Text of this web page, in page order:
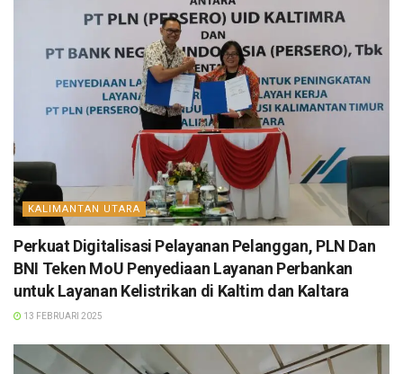
KALIMANTAN UTARA
Perkuat Digitalisasi Pelayanan Pelanggan, PLN Dan
BNI Teken MoU Penyediaan Layanan Perbankan
untuk Layanan Kelistrikan di Kaltim dan Kaltara
13 FEBRUARI 2025